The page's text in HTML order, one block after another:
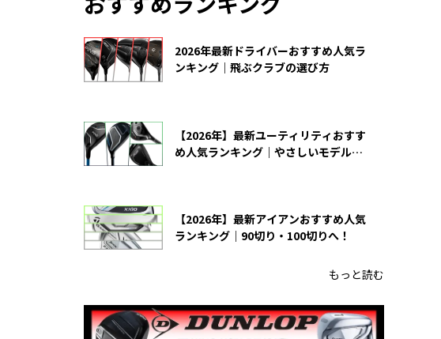
2026年最新ドライバーおすすめ人気ラ
ンキング｜飛ぶクラブの選び方
【2026年】最新ユーティリティおすす
め人気ランキング｜やさしいモデルの
【2026年】最新アイアンおすすめ人気
ランキング｜90切り・100切りへ！
もっと読む